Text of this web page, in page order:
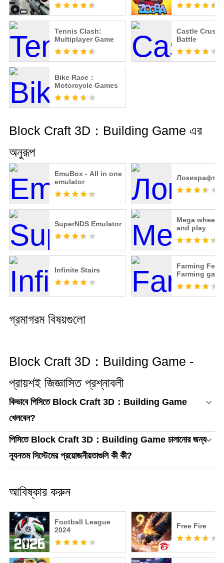
Tennis Clash:
Multiplayer Game
Castle Crush
Battle
Bike Race：
Motorcycle Games
Block Craft 3D：Building Game এর
অনুরূপ
EmuBox - All in one
emulator
Локикрафт
SuperNDS Emulator
Mega wheel -
and play
Infinite Stairs
Farming
Farming
গ্রমাগরম বিষয়গুলো
Block Craft 3D：Building Game -
প্রায়শই জিজ্ঞাসিত প্রশ্নাবলী
কিভাবে পিসিতে Block Craft 3D：Building Game
খেলবেন?
পিসিতে Block Craft 3D：Building Game চালানোর জন্য
ন্যূনতম সিস্টেমের প্রয়োজনীয়তাগুলি কী কী?
আবিষ্কার করুন
Football League
2024
Free Fire